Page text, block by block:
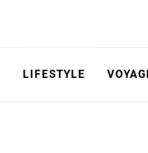
LIFESTYLE